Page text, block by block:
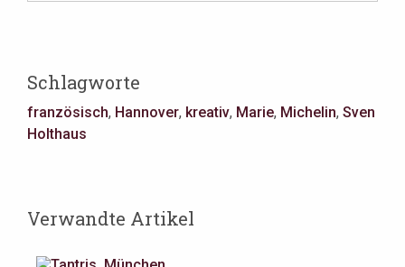
Schlagworte
französisch, Hannover, kreativ, Marie, Michelin, Sven
Holthaus
Verwandte Artikel